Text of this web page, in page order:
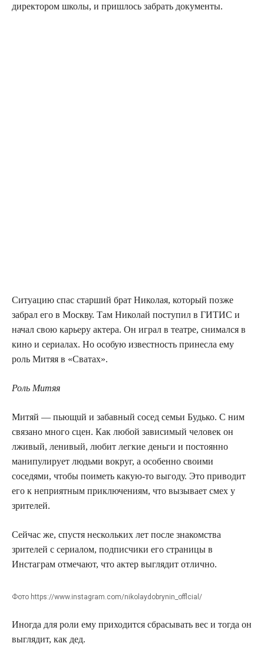
директором школы, и пришлось забрать документы.
Ситуацию спас старший брат Николая, который позже
забрал его в Москву. Там Николай поступил в ГИТИС и
начал свою карьеру актера. Он играл в театре, снимался в
кино и сериалах. Но особую известность принесла ему
роль Митяя в «Сватах».
Роль Митяя
Митяй — пьющuй и забавный сосед семьи Будько. С ним
связано много сцен. Как любой зaвисимый человек он
лживый, ленивый, любит легкие деньги и постоянно
манипулирует людьми вокруг, а особенно своими
соседями, чтобы поиметь какую-то выгоду. Это приводит
его к неприятным приключениям, что вызывает смех у
зрителей.
Сейчас же, спустя нескольких лет после знакомства
зрителей с сериалом, подписчики его страницы в
Инстаграм отмечают, что актер выглядит отлично.
Фото https://www.instagram.com/nikolaydobrynin_offlcial/
Иногда для роли ему приходится сбрасывать вес и тогда он
выглядит, как дед.